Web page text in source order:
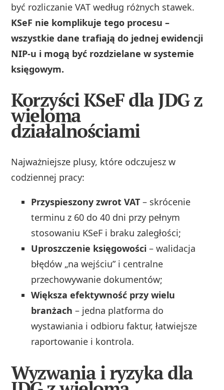
być rozliczanie VAT według różnych stawek.
KSeF nie komplikuje tego procesu –
wszystkie dane trafiają do jednej ewidencji
NIP-u i mogą być rozdzielane w systemie
księgowym.
Korzyści KSeF dla JDG z
wieloma
działalnościami
Najważniejsze plusy, które odczujesz w
codziennej pracy:
Przyspieszony zwrot VAT – skrócenie
terminu z 60 do 40 dni przy pełnym
stosowaniu KSeF i braku zaległości;
Uproszczenie księgowości – walidacja
błędów „na wejściu” i centralne
przechowywanie dokumentów;
Większa efektywność przy wielu
branżach – jedna platforma do
wystawiania i odbioru faktur, łatwiejsze
raportowanie i kontrola.
Wyzwania i ryzyka dla